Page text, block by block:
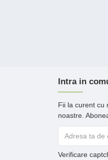
Intra in
Fii la curent cu
noastre.
Verificare